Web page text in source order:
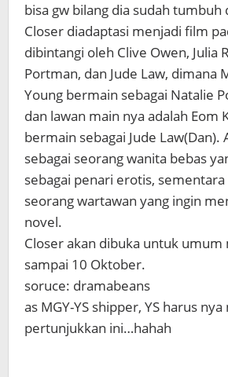
bisa gw bilang dia sudah tumbuh
Closer diadaptasi menjadi film
dibintangi oleh Clive Owen, Julia
Portman, dan Jude Law, dimana
Young bermain sebagai Natalie
dan lawan main nya adalah Eom
bermain sebagai Jude Law(Dan).
sebagai seorang wanita bebas
sebagai penari erotis, sementara
seorang wartawan yang ingin
novel.
Closer akan dibuka untuk umum
sampai 10 Oktober.
soruce: dramabeans
as MGY-YS shipper, YS harus
pertunjukkan ini…hahah